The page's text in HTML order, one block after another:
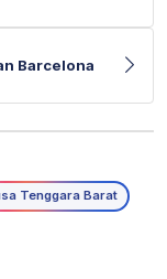
Barcelona
Tenggara Barat